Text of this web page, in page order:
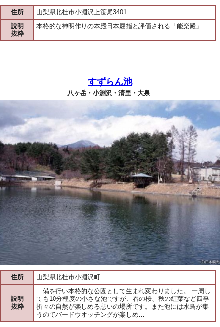
住所
山梨県北杜市小淵沢上笹尾3401
説明
抜粋
本格的な神明作りの本殿日本屈指と評価される「能楽殿」
すずらん池
八ヶ岳・小淵沢・清里・大泉
住所 山梨県北杜市小淵沢町
説明
抜粋
…備を行い本格的な公園として生まれ変わりました。 一周し
ても10分程度の小さな池ですが、春の桜、秋の紅葉など四季
折々の自然が楽しめる憩いの場所です。また池には水鳥が集
うのでバードウオッチングが楽しめ…